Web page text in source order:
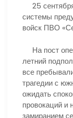
25
системы
войск ПВО
На пост
летний
все
трагедии с
ожидать
провокаций и
замиранием